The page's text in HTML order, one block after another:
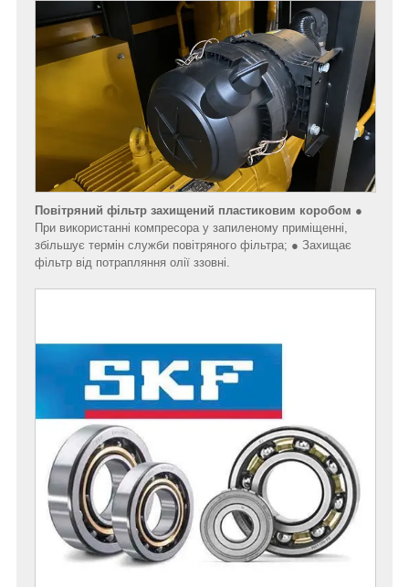
Повітряний фільтр захищений пластиковим коробом ●
При використанні компресора у запиленому приміщенні,
збільшує термін служби повітряного фільтра; ● Захищає
фільтр від потрапляння олії ззовні.